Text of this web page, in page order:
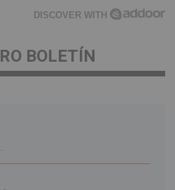
DISCOVER WITH
BOLETÍN